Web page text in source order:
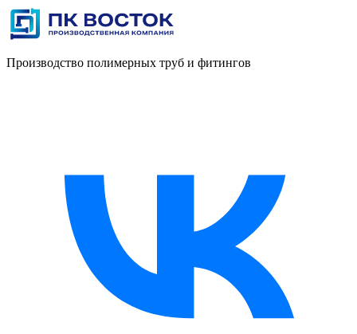
Производство полимерных труб и фитингов